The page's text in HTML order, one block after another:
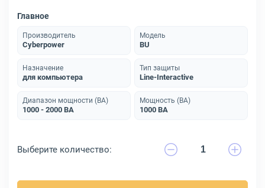
Главное
Производитель
Cyberpower
Модель
BU
Назначение
для компьютера
Тип защиты
Line-Interactive
Диапазон мощности (ВА)
1000 - 2000 ВА
Мощность (ВА)
1000 ВА
Выберите количество: